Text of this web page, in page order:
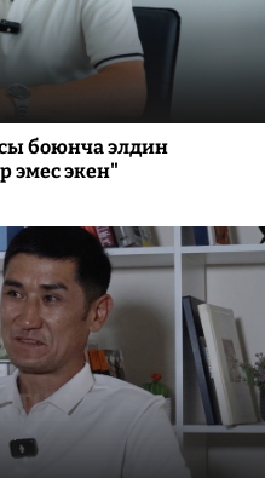
боюнча элдин
эмес экен"